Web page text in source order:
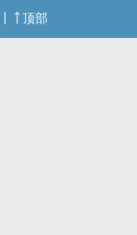
顶部